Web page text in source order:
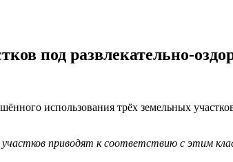
под развлекательно-
использования трёх земельных
участков приводят к соответствию с этим